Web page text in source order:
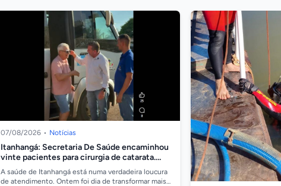
07/08/2026 • Notícias
Itanhangá: Secretaria De Saúde encaminhou
vinte pacientes para cirurgia de catarata.
Vídeo
A saúde de Itanhangá está numa verdadeira loucura
de atendimento. Ontem foi dia de transformar mais